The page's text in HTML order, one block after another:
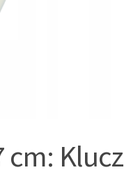
cm: Klucz